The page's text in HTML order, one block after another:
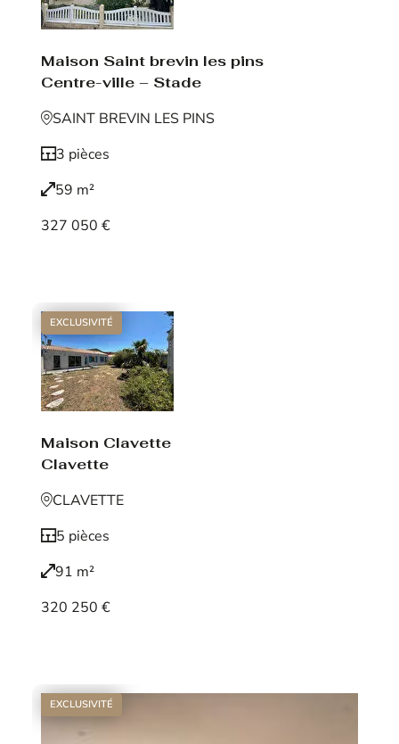
Maison Saint brevin les pins
Centre-ville – Stade
SAINT BREVIN LES PINS
3 pièces
59 m²
327 050 €
EXCLUSIVITÉ
Maison Clavette
Clavette
CLAVETTE
5 pièces
91 m²
320 250 €
EXCLUSIVITÉ